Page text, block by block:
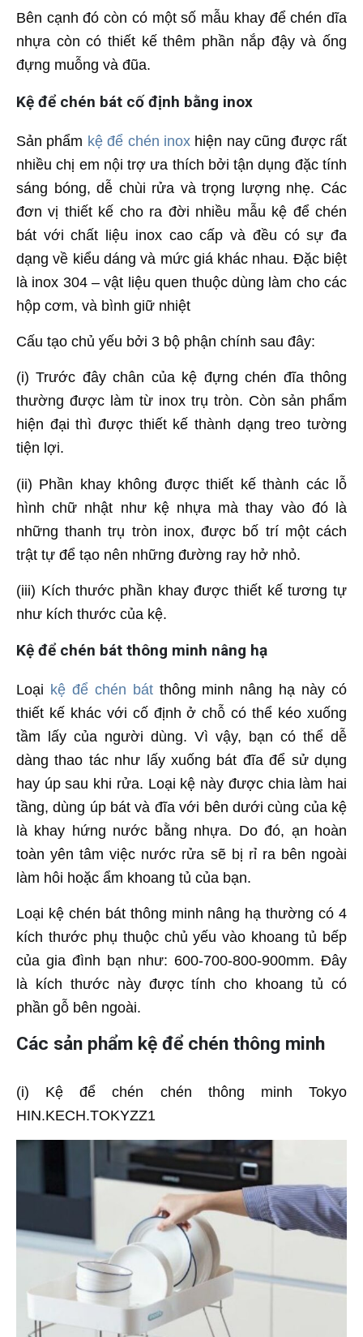
Bên cạnh đó còn có một số mẫu khay để chén dĩa
nhựa còn có thiết kế thêm phần nắp đậy và ống
đựng muỗng và đũa.
Kệ để chén bát cố định bằng inox
Sản phẩm kệ để chén inox hiện nay cũng được rất
nhiều chị em nội trợ ưa thích bởi tận dụng đặc tính
sáng bóng, dễ chùi rửa và trọng lượng nhẹ. Các
đơn vị thiết kế cho ra đời nhiều mẫu kệ để chén
bát với chất liệu inox cao cấp và đều có sự đa
dạng về kiểu dáng và mức giá khác nhau. Đặc biệt
là inox 304 – vật liệu quen thuộc dùng làm cho các
hộp cơm, và bình giữ nhiệt
Cấu tạo chủ yếu bởi 3 bộ phận chính sau đây:
(i) Trước đây chân của kệ đựng chén đĩa thông
thường được làm từ inox trụ tròn. Còn sản phẩm
hiện đại thì được thiết kế thành dạng treo tường
tiện lợi.
(ii) Phần khay không được thiết kế thành các lỗ
hình chữ nhật như kệ nhựa mà thay vào đó là
những thanh trụ tròn inox, được bố trí một cách
trật tự để tạo nên những đường ray hở nhỏ.
(iii) Kích thước phần khay được thiết kế tương tự
như kích thước của kệ.
Kệ để chén bát thông minh nâng hạ
Loại kệ để chén bátthông minh nâng hạ này có
thiết kế khác với cố định ở chỗ có thể kéo xuống
tầm lấy của người dùng. Vì vậy, bạn có thể dễ
dàng thao tác như lấy xuống bát đĩa để sử dụng
hay úp sau khi rửa. Loại kệ này được chia làm hai
tầng, dùng úp bát và đĩa với bên dưới cùng của kệ
là khay hứng nước bằng nhựa. Do đó, ạn hoàn
toàn yên tâm việc nước rửa sẽ bị rỉ ra bên ngoài
làm hôi hoặc ẩm khoang tủ của bạn.
Loại kệ chén bát thông minh nâng hạ thường có 4
kích thước phụ thuộc chủ yếu vào khoang tủ bếp
của gia đình bạn như: 600-700-800-900mm. Đây
là kích thước này được tính cho khoang tủ có
phần gỗ bên ngoài.
Các sản phẩm kệ để chén thông minh
(i) Kệ để chén chén thông minh Tokyo
HIN.KECH.TOKYZZ1